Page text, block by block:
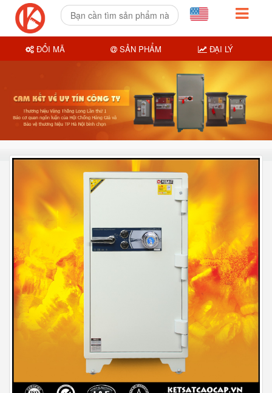
ĐỔI MÃ SẢN PHẨM ĐẠI LÝ